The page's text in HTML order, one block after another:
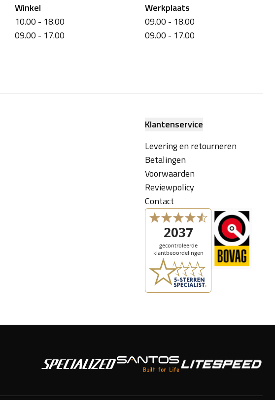
Winkel
10.00 - 18.00
09.00 - 17.00
Werkplaats
09.00 - 18.00
09.00 - 17.00
Klantenservice
Levering en retourneren
Betalingen
Voorwaarden
Reviewpolicy
Contact